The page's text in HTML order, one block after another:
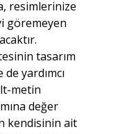
resimlerinize
göremeyen
tasarım
yardımcı
metin
değer
kendisinin ait